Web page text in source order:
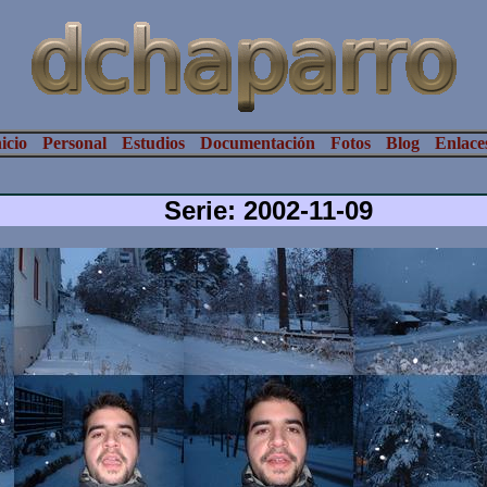
Personal Estudios Documentación Fotos Blog
Serie: 2002-11-09